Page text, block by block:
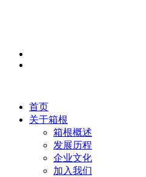
首页
关于箱根
箱根概述
发展历程
企业文化
加入我们